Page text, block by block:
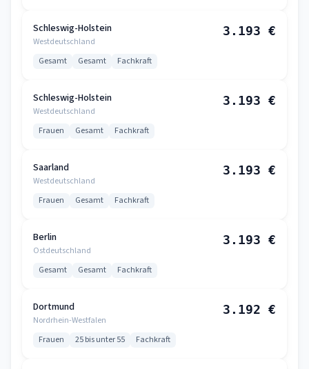
Schleswig-Holstein
Westdeutschland
3.193 €
Gesamt Gesamt Fachkraft
Schleswig-Holstein
Westdeutschland
3.193 €
Frauen Gesamt Fachkraft
Saarland
Westdeutschland
3.193 €
Frauen Gesamt Fachkraft
Berlin
Ostdeutschland
3.193 €
Gesamt Gesamt Fachkraft
Dortmund
Nordrhein-Westfalen
3.192 €
Frauen 25 bis unter 55 Fachkraft